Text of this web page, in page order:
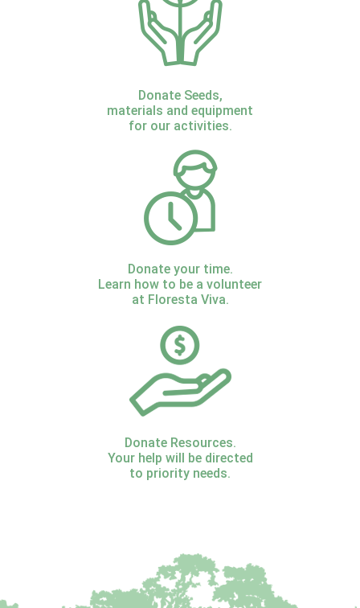
Donate Seeds,
materials and equipment
for our activities.
Donate your time.
Learn how to be a volunteer
at Floresta Viva.
Donate Resources.
Your help will be directed
to priority needs.